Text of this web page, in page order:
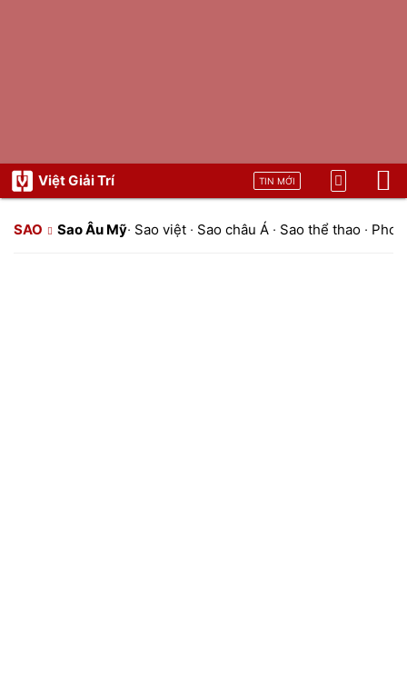
Việt Giải Trí TIN MỚI
SAO Sao Âu Mỹ· Sao việt · Sao châu Á · Sao thể thao ·